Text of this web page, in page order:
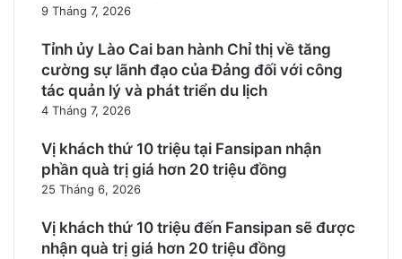
9 Tháng 7, 2026
Tỉnh ủy Lào Cai ban hành Chỉ thị về tăng
cường sự lãnh đạo của Đảng đối với công
tác quản lý và phát triển du lịch
4 Tháng 7, 2026
Vị khách thứ 10 triệu tại Fansipan nhận
phần quà trị giá hơn 20 triệu đồng
25 Tháng 6, 2026
Vị khách thứ 10 triệu đến Fansipan sẽ được
nhận quà trị giá hơn 20 triệu đồng